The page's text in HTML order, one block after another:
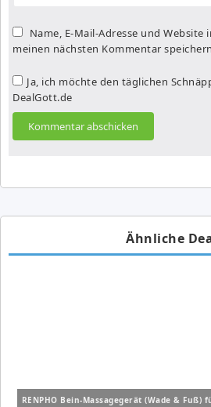
Name, E-Mail-Adresse und Website
meinen nächsten Kommentar
Ja, ich möchte den täglichen
DealGott.de
Ähnliche
RENPHO Bein-Massagegerät (Wade & Fuß)